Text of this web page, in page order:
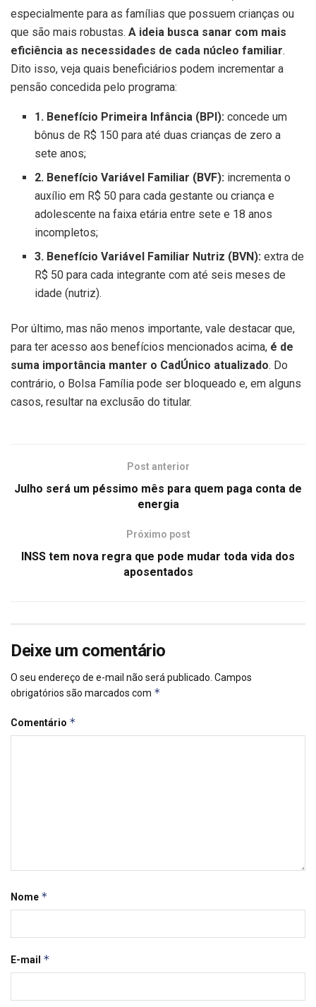
especialmente para as famílias que possuem crianças ou
que são mais robustas. A ideia busca sanar com mais
eficiência as necessidades de cada núcleo familiar.
Dito isso, veja quais beneficiários podem incrementar a
pensão concedida pelo programa:
1. Benefício Primeira Infância (BPI): concede um
bônus de R$ 150 para até duas crianças de zero a
sete anos;
2. Benefício Variável Familiar (BVF): incrementa o
auxílio em R$ 50 para cada gestante ou criança e
adolescente na faixa etária entre sete e 18 anos
incompletos;
3. Benefício Variável Familiar Nutriz (BVN): extra de
R$ 50 para cada integrante com até seis meses de
idade (nutriz).
Por último, mas não menos importante, vale destacar que,
para ter acesso aos benefícios mencionados acima, é de
suma importância manter o CadÚnico atualizado. Do
contrário, o Bolsa Família pode ser bloqueado e, em alguns
casos, resultar na exclusão do titular.
Post anterior
Julho será um péssimo mês para quem paga conta de
energia
Próximo post
INSS tem nova regra que pode mudar toda vida dos
aposentados
Deixe um comentário
O seu endereço de e-mail não será publicado. Campos
obrigatórios são marcados com *
Comentário *
Nome *
E-mail *